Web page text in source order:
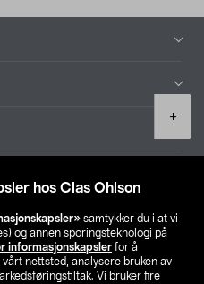
hos Clas Ohlson
samtykker du i at vi
og annen sporingsteknologi på
informasjonskapsler for å
nettsted, analysere bruken av
Vi bruker fire
+
butikk